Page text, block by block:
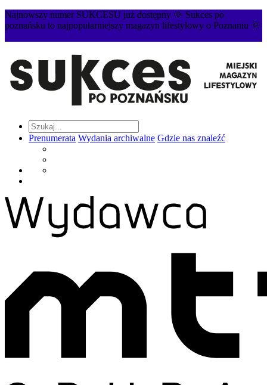
Najnowszy numer SUKCESU już dostępny 🌞 Sukces po
poznańsku to najpopularniejszy magazyn lifestylowy o Poznaniu 🌞
Prenumerata Wydania archiwalne Gdzie nas znaleźć